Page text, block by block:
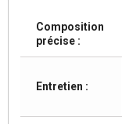
Composition
précise :
Entretien :